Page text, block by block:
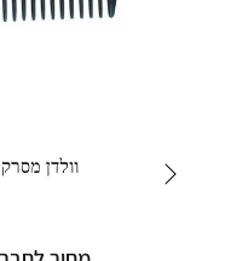
וולדן מסרק